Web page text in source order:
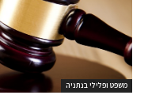
משפט ופלילי בנתניה